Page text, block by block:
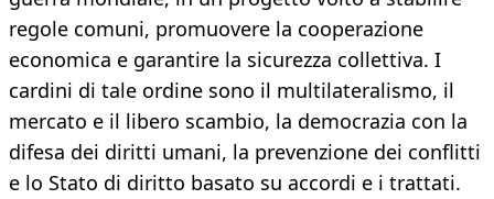
regole comuni, promuovere la cooperazione
economica e garantire la sicurezza collettiva. I
cardini di tale ordine sono il multilateralismo, il
mercato e il libero scambio, la democrazia con la
difesa dei diritti umani, la prevenzione dei conflitti
e lo Stato di diritto basato su accordi e i trattati.